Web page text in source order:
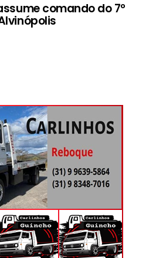
comando do 7º